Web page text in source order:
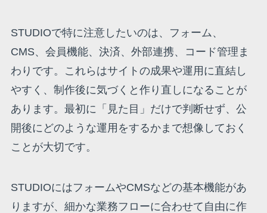
STUDIOで特に注意したいのは、フォーム、
CMS、会員機能、決済、外部連携、コード管理ま
わりです。これらはサイトの成果や運用に直結し
やすく、制作後に気づくと作り直しになることが
あります。最初に「見た目」だけで判断せず、公
開後にどのような運用をするかまで想像しておく
ことが大切です。
STUDIOにはフォームやCMSなどの基本機能があ
りますが、細かな業務フローに合わせて自由に作